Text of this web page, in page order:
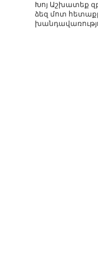
Խոյ Աշխատեք
ձեզ մոտ